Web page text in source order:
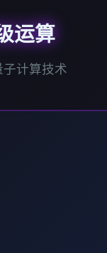
运算
子计算技术